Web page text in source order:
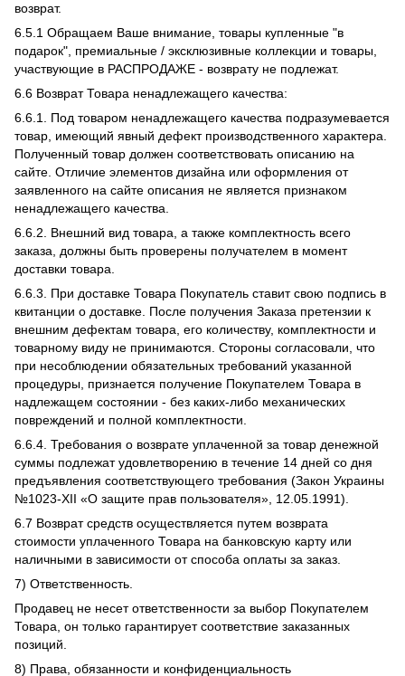
возврат.
6.5.1 Обращаем Ваше внимание, товары купленные "в
подарок", премиальные / эксклюзивные коллекции и товары,
участвующие в РАСПРОДАЖЕ - возврату не подлежат.
6.6 Возврат Товара ненадлежащего качества:
6.6.1. Под товаром ненадлежащего качества подразумевается
товар, имеющий явный дефект производственного характера.
Полученный товар должен соответствовать описанию на
сайте. Отличие элементов дизайна или оформления от
заявленного на сайте описания не является признаком
ненадлежащего качества.
6.6.2. Внешний вид товара, а также комплектность всего
заказа, должны быть проверены получателем в момент
доставки товара.
6.6.3. При доставке Товара Покупатель ставит свою подпись в
квитанции о доставке. После получения Заказа претензии к
внешним дефектам товара, его количеству, комплектности и
товарному виду не принимаются. Стороны согласовали, что
при несоблюдении обязательных требований указанной
процедуры, признается получение Покупателем Товара в
надлежащем состоянии - без каких-либо механических
повреждений и полной комплектности.
6.6.4. Требования о возврате уплаченной за товар денежной
суммы подлежат удовлетворению в течение 14 дней со дня
предъявления соответствующего требования (Закон Украины
№1023-ХІІ «О защите прав пользователя», 12.05.1991).
6.7 Возврат средств осуществляется путем возврата
стоимости уплаченного Товара на банковскую карту или
наличными в зависимости от способа оплаты за заказ.
7) Ответственность.
Продавец не несет ответственности за выбор Покупателем
Товара, он только гарантирует соответствие заказанных
позиций.
8) Права, обязанности и конфиденциальность